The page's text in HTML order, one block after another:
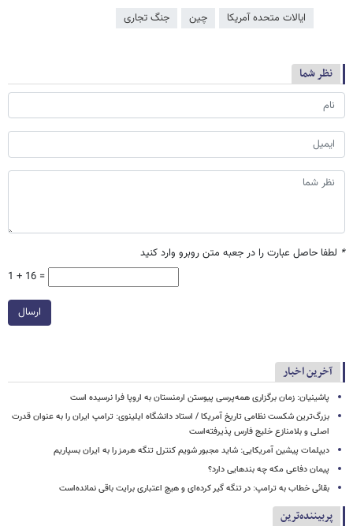
ایالات متحده آمریکا چین جنگ تجاری
نظر شما
* لطفا حاصل عبارت را در جعبه متن روبرو وارد کنید
1 + 16 =
ارسال
آخرین اخبار
پاشینیان: زمان برگزاری همه‌پرسی پیوستن ارمنستان به اروپا فرا نرسیده است
بزرگ‌ترین شکست نظامی تاریخ آمریکا / استاد دانشگاه ایلینوی: ترامپ ایران را به عنوان قدرت
اصلی و بلامنازع خلیج فارس پذیرفته‌است
دیپلمات پیشین آمریکایی: شاید مجبور شویم کنترل تنگه هرمز را به ایران بسپاریم
پیمان دفاعی مکه چه بندهایی دارد؟
بقائی خطاب به ترامپ: در تنگه گیر کرده‌ای و هیچ اعتباری برایت باقی نمانده‌است
پربیننده‌ترین